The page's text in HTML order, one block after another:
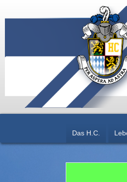
Das H.C.